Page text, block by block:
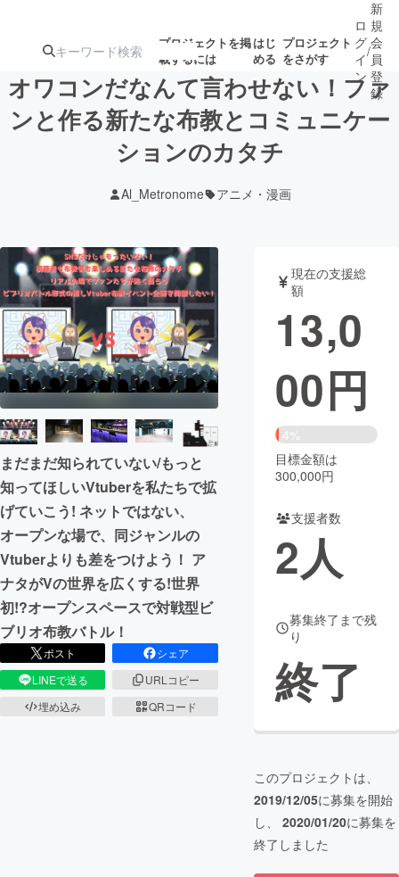
プロジェクトを掲
載するには
はじ
める
プロジェクト
をさがす
注目のリ 注目の新着プロ募集終了が近いプ
テクノロジー・ガジェット
映像・映画 書籍・雑誌
ビジネス・起業 チャレンジ
まちづくり・地域活性化
CAMPFIRE for Social Good
CAMPFIRE Creation
CAMPFIREふるさと納税
コミュニティ
ロ
グ
イ
ン
/
新
規
会
員
登
録
オワコンだなんて言わせない！ファ
ンと作る新たな布教とコミュニケー
ションのカタチ
Al_Metronome アニメ・漫画
まだまだ知られていない/もっと
知ってほしいVtuberを私たちで拡
げていこう! ネットではない、
オープンな場で、同ジャンルの
Vtuberよりも差をつけよう！ ア
ナタがVの世界を広くする!世界
初!?オープンスペースで対戦型ビ
ブリオ布教バトル！
ポスト
シェア
LINEで送る
URLコピー
埋め込み
QRコード
現在の支援総
額
13,0
00円
4%
目標金額は
300,000円
支援者数
2人
募集終了まで残
り
終了
このプロジェクトは、
2019/12/05に募集を開始
し、 2020/01/20に募集を
終了しました